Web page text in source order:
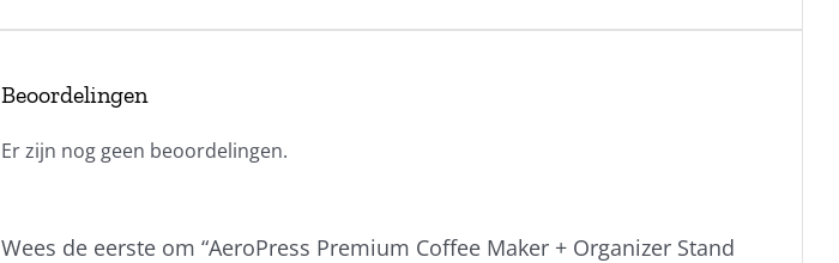
Beoordelingen
Er zijn nog geen beoordelingen.
Wees de eerste om “AeroPress Premium Coffee Maker + Organizer Stand